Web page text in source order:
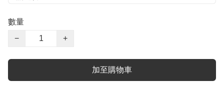
數量
−
+
加至購物車